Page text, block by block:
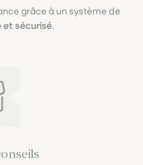
grâce à un système de
sécurisé.